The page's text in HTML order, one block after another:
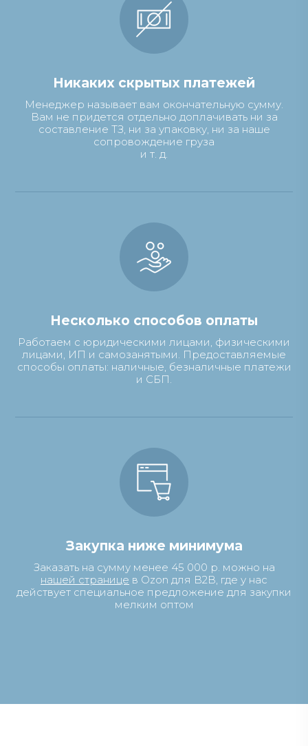
Никаких скрытых платежей
Менеджер называет вам окончательную сумму.
Вам не придется отдельно доплачивать ни за
составление ТЗ, ни за упаковку, ни за наше
сопровождение груза
и т. д.
Несколько способов оплаты
Работаем с юридическими лицами, физическими
лицами, ИП и самозанятыми. Предоставляемые
способы оплаты: наличные, безналичные платежи
и СБП.
Закупка ниже минимума
Заказать на сумму менее 45 000 р. можно на
нашей странице в Ozon для B2B, где у нас
действует специальное предложение для закупки
мелким оптом